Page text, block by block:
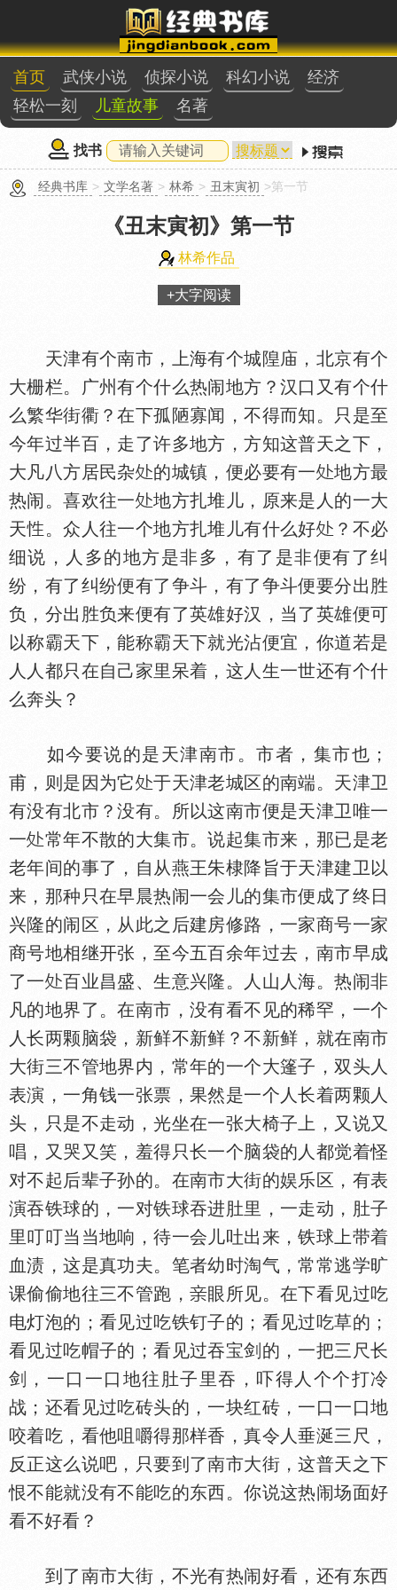
首页 武侠小说 侦探小说 科幻小说
经济
轻松一刻
儿童故事 名著
找书
经典书库 > 文学名著 > 林希 > 丑末寅初 >第一节
《丑末寅初》 第一节
林希作品
+大字阅读
天津有个南市，上海有个城隍庙，北京有个
大栅栏。广州有个什么热闹地方？汉口又有个什
么繁华街衢？在下孤陋寡闻，不得而知。只是至
今年过半百，走了许多地方，方知这普天之下，
大凡八方居民杂
的城镇，便必要有一
地方最
热闹。喜欢往一
地方扎堆儿，原来是人的一大
天
。众人往一个地方扎堆儿有什么好
？不必
细说，人多的地方是非多，有了是非便有了纠
纷，有了纠纷便有了争斗，有了争斗便要分出胜
负，分出胜负来便有了英雄好汉，当了英雄便可
以称霸天下，能称霸天下就光沾便宜，你道若是
人人都只在自己家里呆着，这人生一世还有个什
么奔头？
如今要说的是天津南市。市者，集市也；
甫，则是因为它
于天津老城区的南端。天津卫
有没有北市？没有。所以这南市便是天津卫唯一
一
常年不散的大集市。说起集市来，那已是老
老年间的事了，自从燕王朱棣降旨于天津建卫以
来，那种只在早晨热闹一会儿的集市便成了终日
兴隆的闹区，从此之后建房修路，一家商号一家
商号地相继开张，至今五百余年过去，南市早成
了一
百业昌盛、生意兴隆。人山人海。热闹非
凡的地界了。在南市，没有看不见的稀罕，一个
人长两颗脑袋，新鲜不新鲜？不新鲜，就在南市
大街三不管地界内，常年的一个大篷子，双头人
表演，一角钱一张票，果然是一个人长着两颗人
头，只是不走动，光坐在一张大椅子上，又说又
唱，又哭又笑，羞得只长一个脑袋的人都觉着怪
对不起后辈子孙的。在南市大街的娱乐区，有表
演吞铁球的，一对铁球吞进肚里，一走动，肚子
里叮叮当当地响，待一会儿吐出来，铁球上带着
血渍，这是真功夫。笔者幼时淘气，常常逃学旷
课偷偷地往三不管跑，
眼所见。在下看见过吃
电灯泡的；看见过吃铁钉子的；看见过吃草的；
看见过吃帽子的；看见过吞宝剑的，一把三尺长
剑，一口一口地往肚子里吞，吓得人个个打冷
战；还看见过吃砖头的，一块红砖，一口一口地
咬着吃，看他咀嚼得那样香，真令人垂涎三尺，
反正这么说吧，只要到了南市大街，这普天之下
恨不能就没有不能吃的东西。你说这热闹场面好
看不好看？
到了南市大街，不光有热闹好看，还有东西